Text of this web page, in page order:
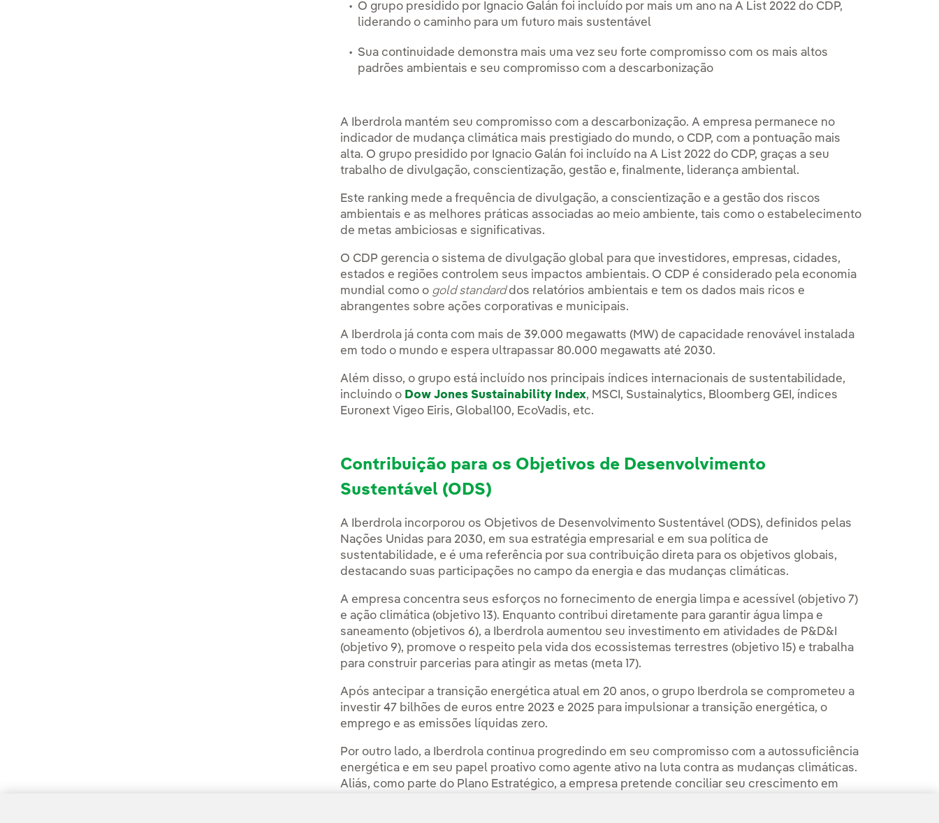
O grupo presidido por Ignacio Galán foi incluído por mais um ano na A List 2022 do CDP,
liderando o caminho para um futuro mais sustentável
Sua continuidade demonstra mais uma vez seu forte compromisso com os mais altos
padrões ambientais e seu compromisso com a descarbonização
A Iberdrola mantém seu compromisso com a descarbonização. A empresa permanece no
indicador de mudança climática mais prestigiado do mundo, o CDP, com a pontuação mais
alta. O grupo presidido por Ignacio Galán foi incluído na A List 2022 do CDP, graças a seu
trabalho de divulgação, conscientização, gestão e, finalmente, liderança ambiental.
Este ranking mede a frequência de divulgação, a conscientização e a gestão dos riscos
ambientais e as melhores práticas associadas ao meio ambiente, tais como o estabelecimento
de metas ambiciosas e significativas.
O CDP gerencia o sistema de divulgação global para que investidores, empresas, cidades,
estados e regiões controlem seus impactos ambientais. O CDP é considerado pela economia
mundial como o gold standarddos relatórios ambientais e tem os dados mais ricos e
abrangentes sobre ações corporativas e municipais.
A Iberdrola já conta com mais de 39.000 megawatts (MW) de capacidade renovável instalada
em todo o mundo e espera ultrapassar 80.000 megawatts até 2030.
Além disso, o grupo está incluído nos principais índices internacionais de sustentabilidade,
incluindo o Dow Jones Sustainability Index, MSCI, Sustainalytics, Bloomberg GEI, índices
Euronext Vigeo Eiris, Global100, EcoVadis, etc.
Contribuição para os Objetivos de Desenvolvimento
Sustentável (ODS)
A Iberdrola incorporou os Objetivos de Desenvolvimento Sustentável (ODS), definidos pelas
Nações Unidas para 2030, em sua estratégia empresarial e em sua política de
sustentabilidade, e é uma referência por sua contribuição direta para os objetivos globais,
destacando suas participações no campo da energia e das mudanças climáticas.
A empresa concentra seus esforços no fornecimento de energia limpa e acessível (objetivo 7)
e ação climática (objetivo 13). Enquanto contribui diretamente para garantir água limpa e
saneamento (objetivos 6), a Iberdrola aumentou seu investimento em atividades de P&D&I
(objetivo 9), promove o respeito pela vida dos ecossistemas terrestres (objetivo 15) e trabalha
para construir parcerias para atingir as metas (meta 17).
Após antecipar a transição energética atual em 20 anos, o grupo Iberdrola se comprometeu a
investir 47 bilhões de euros entre 2023 e 2025 para impulsionar a transição energética, o
emprego e as emissões líquidas zero.
Por outro lado, a Iberdrola continua progredindo em seu compromisso com a autossuficiência
energética e em seu papel proativo como agente ativo na luta contra as mudanças climáticas.
Aliás, como parte do Plano Estratégico, a empresa pretende conciliar seu crescimento em